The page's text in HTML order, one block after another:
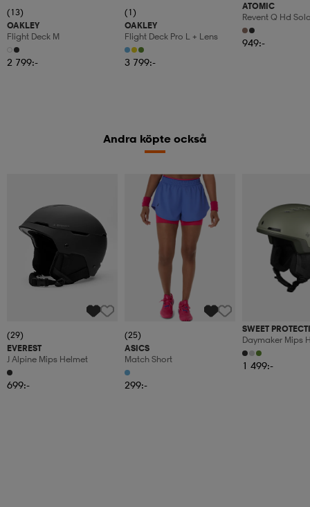
(13)
OAKLEY
Flight Deck M
2 799:-
(1)
OAKLEY
Flight Deck Pro L + Lens
3 799:-
ATOMIC
Revent Q Hd
949:-
Andra köpte också
(29)
EVEREST
J Alpine Mips Helmet
699:-
(25)
ASICS
Match Short
299:-
SWEET
Daymaker Mips
1 499:-